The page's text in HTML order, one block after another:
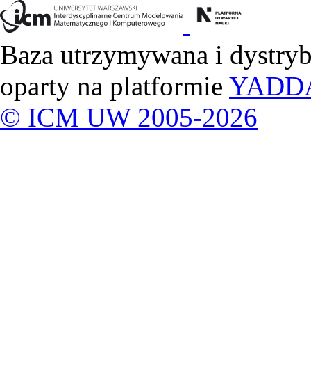
Baza utrzymywana i
oparty na platformie
© ICM UW 2005-2026